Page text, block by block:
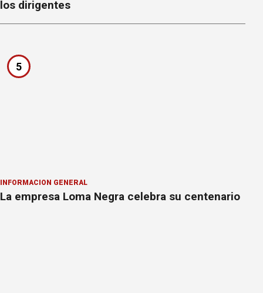
los dirigentes
5
INFORMACION GENERAL
La empresa Loma Negra celebra su centenario